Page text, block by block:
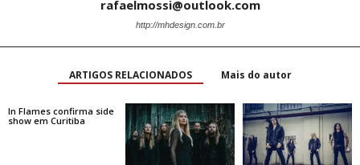
rafaelmossi@outlook.com
http://mhdesign.com.br
ARTIGOS RELACIONADOS Mais do autor
In Flames confirma side
show em Curitiba